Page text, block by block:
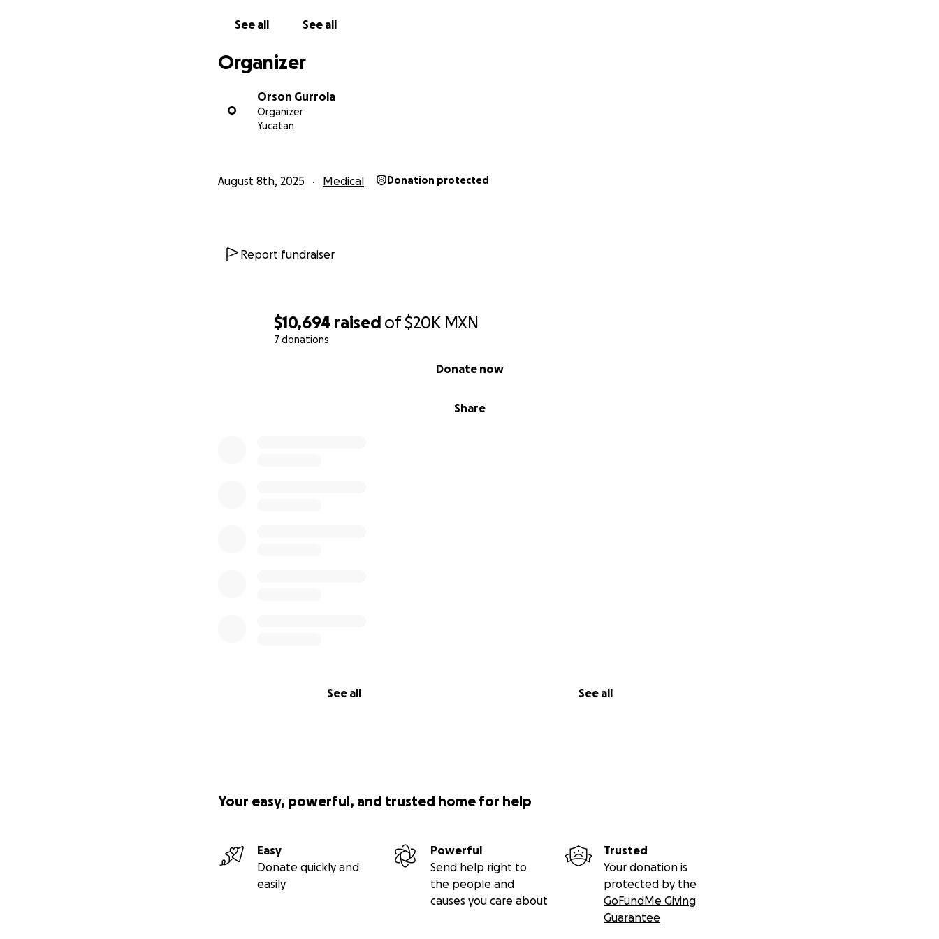
$10,694 raised of$20K MXN
7 donations
Share
Donate now
See all See all
See all See all
Organizer
O
Orson Gurrola
Organizer
Yucatan
August 8th, 2025 Medical Donation protected
Report fundraiser
Your easy, powerful, and trusted home for help
Easy
Donate quickly and
easily
Powerful
Send help right to
the people and
causes you care about
Trusted
Your donation is
protected by the
GoFundMe Giving
Guarantee